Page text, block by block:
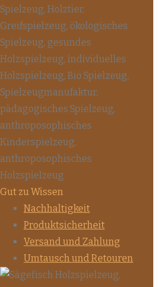
Gut zu Wissen
Nachhaltigkeit
Produktsicherheit
Versand und Zahlung
Umtausch und Retouren